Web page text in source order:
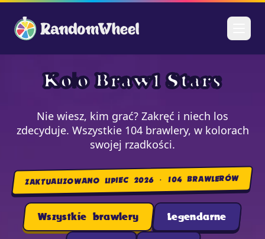
Koło Brawl Stars
Nie wiesz, kim grać? Zakręć i niech los
zdecyduje. Wszystkie 104 brawlery, w kolorach
swojej rzadkości.
ZAKTUALIZOWANO LIPIEC 2026 · 104 BRAWLERÓW
Wszystkie brawlery Legendarne